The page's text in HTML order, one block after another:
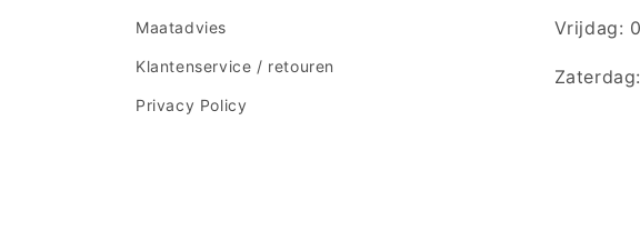
Maatadvies
Klantenservice / retouren
Privacy Policy
Vrijdag: